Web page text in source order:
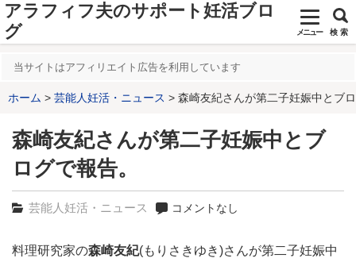
アラフィフ夫のサポート妊活ブロ
グ
メニュー 検 索
当サイトはアフィリエイト広告を利用しています
ホーム 芸能人妊活・ニュース 森崎友紀さんが第二子妊娠中とブ
森崎友紀さんが第二子妊娠中とブ
ログで報告。
芸能人妊活・ニュース コメントなし
料理研究家の森崎友紀(もりさきゆき)さんが第二子妊娠中